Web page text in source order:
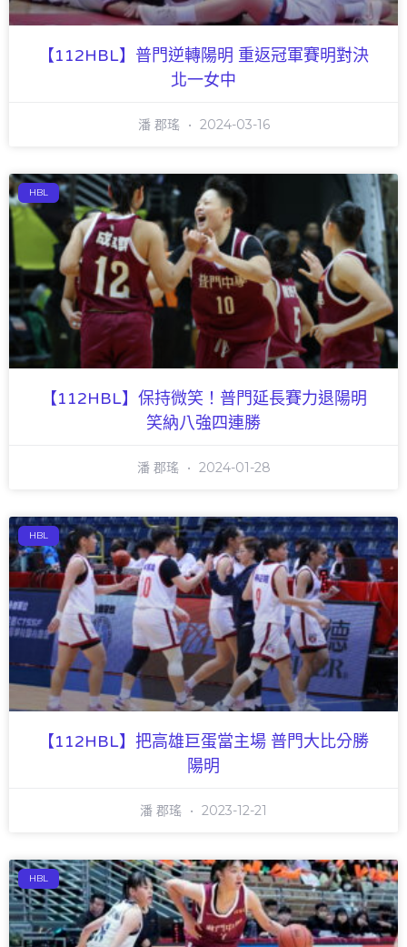
【112HBL】普門逆轉陽明 重返冠軍賽明對決
北一女中
潘 郡瑤 2024-03-16
HBL
【112HBL】保持微笑！普門延長賽力退陽明
笑納八強四連勝
潘 郡瑤 2024-01-28
HBL
【112HBL】把高雄巨蛋當主場 普門大比分勝
陽明
潘 郡瑤 2023-12-21
HBL